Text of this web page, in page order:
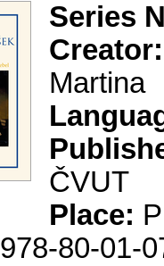
Series
Creator:
Martina
ČVUT
Place:
978-80-01-